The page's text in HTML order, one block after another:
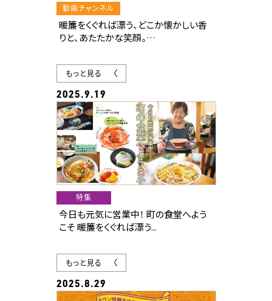
動画チャンネル
暖簾をくぐれば漂う、どこか懐かしい香
りと、あたたかな笑顔。
くれる、私たちの味方です。
大衆食堂、社員食堂、市場の食堂…
朝ごはんから夜ごはんまで。
地元の人に愛される食堂で、お腹も心も
満たしませんか？
さらに、愛媛の離島の情報や、役立つ医
療情報も！
もっと見る
2025.9.19
特集
今日も元気に営業中！ 町の食堂へよう
こそ 暖簾をくぐれば漂う...
もっと見る
2025.8.29